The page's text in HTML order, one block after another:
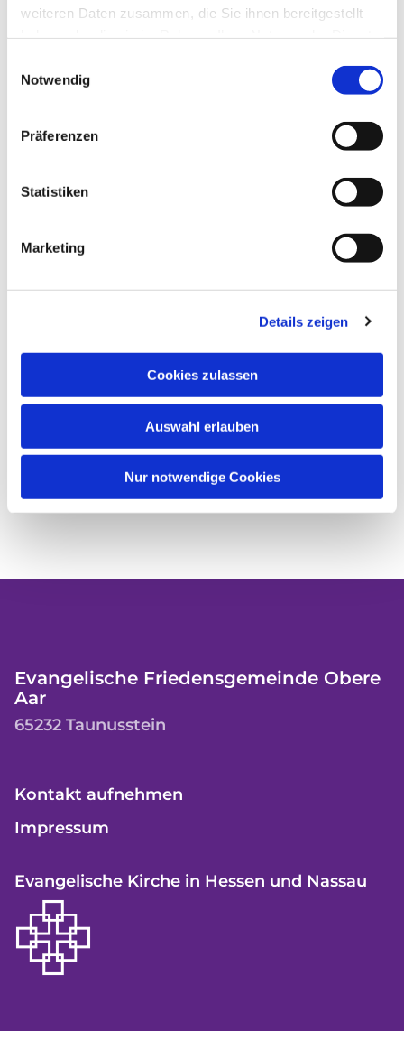
weiteren Daten zusammen, die Sie ihnen bereitgestellt
Notwendig
Präferenzen
Statistiken
Marketing
Details zeigen
Cookies zulassen
Auswahl erlauben
Nur notwendige Cookies
Evangelische Friedensgemeinde Obere
Aar
65232 Taunusstein
Kontakt aufnehmen
Impressum
Evangelische Kirche in Hessen und Nassau